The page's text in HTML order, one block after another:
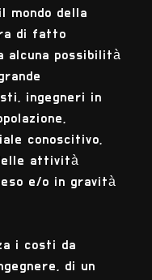
mondo della
di fatto
alcuna possibilità
ingegneri in
conoscitivo,
attività
e/o in gravità
i costi da
di un